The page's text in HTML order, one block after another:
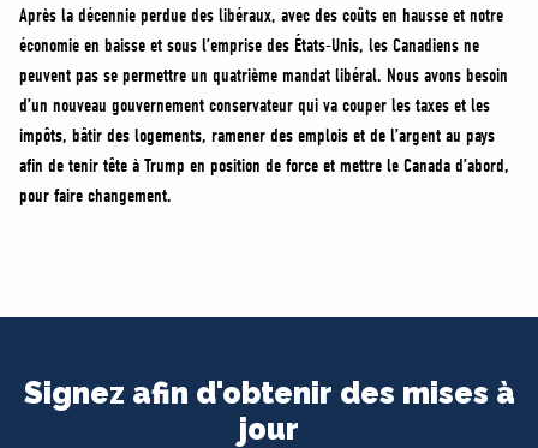
Après la décennie perdue des libéraux, avec des coûts en hausse et notre
économie en baisse et sous l’emprise des États-Unis, les Canadiens ne
peuvent pas se permettre un quatrième mandat libéral. Nous avons besoin
d’un nouveau gouvernement conservateur qui va couper les taxes et les
impôts, bâtir des logements, ramener des emplois et de l’argent au pays
afin de tenir tête à Trump en position de force et mettre le Canada d’abord,
pour faire changement.
Signez afin d'obtenir des mises à
jour